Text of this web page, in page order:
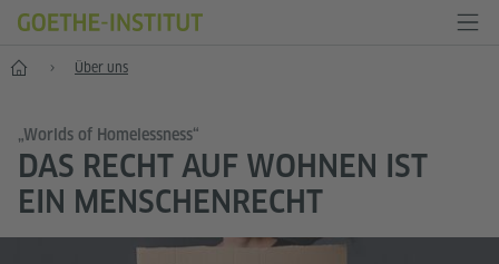
Start Über uns
„Worlds of Homelessness“
DAS RECHT AUF WOHNEN IST
EIN MENSCHENRECHT